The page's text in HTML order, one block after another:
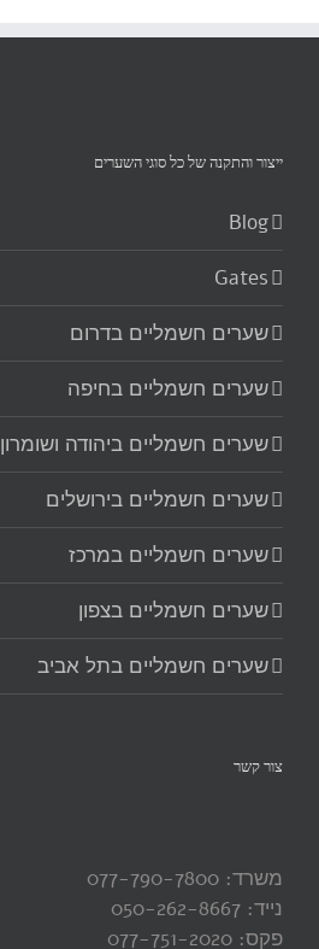
ייצור והתקנה של כל סוגי השערים‏
Blog
Gates
שערים חשמליים בדרום
שערים חשמליים בחיפה
שערים חשמליים ביהודה ושומרון
שערים חשמליים בירושלים
שערים חשמליים במרכז
שערים חשמליים בצפון
שערים חשמליים בתל אביב
צור קשר
משרד: 077-790-7800
נייד: 050-262-8667
פקס: 077-751-2020